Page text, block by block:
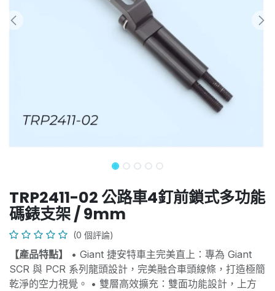
TRP2411-02 公路車4釘前鎖式多功能
碼錶支架 / 9mm
(0 個評論)
【產品特點】
• Giant 捷安特車主完美直上：專為 Giant
SCR 與 PCR 系列龍頭設計，完美融合車頭線條，打造極簡
乾淨的空力視覺。 • 雙層高效擴充：雙面功能設計，上方